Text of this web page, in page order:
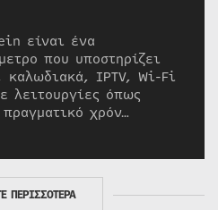
είναι ένα
που υποστηρίζει
καλωδιακά, IPTV, Wi-Fi
λειτουργίες όπως
χρόν…
ΠΕΡΙΣΣΟΤΕΡΑ